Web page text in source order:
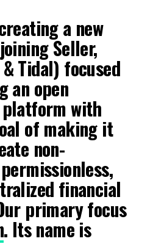
a new
Seller,
Tidal) focused
an open
with
of making it
non-
financial
primary focus
. Its name is